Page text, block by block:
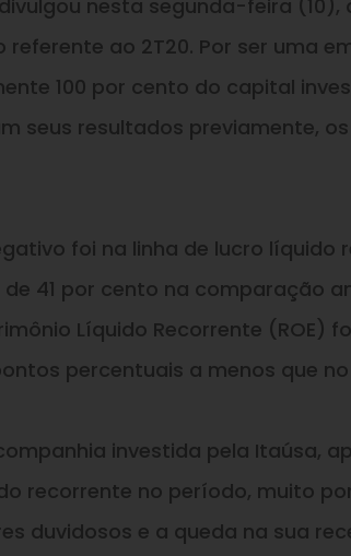
nesta segunda-feira
referente ao 2T20. Por ser uma
100 por cento do capital
seus resultados previamente,
foi na linha de lucro líquido
41 por cento na comparação
Líquido Recorrente (ROE)
percentuais a menos que
investida pela Itaúsa,
recorrente no período, muito
duvidosos e a queda na sua